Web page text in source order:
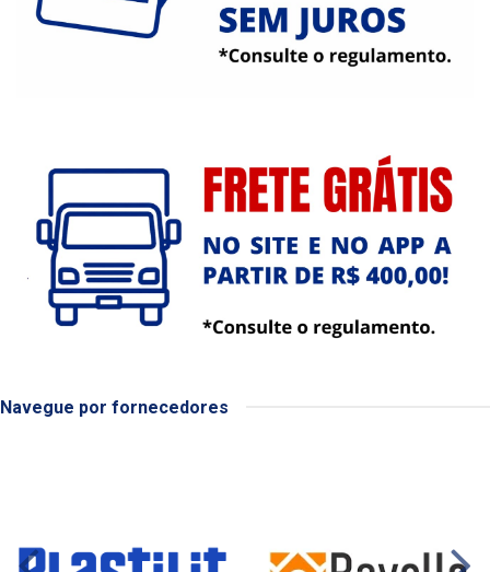
Navegue por fornecedores